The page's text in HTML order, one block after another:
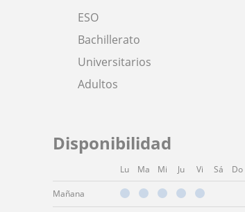
ESO
Bachillerato
Universitarios
Adultos
Disponibilidad
Lu Ma Mi Ju Vi Sá Do
Mañana